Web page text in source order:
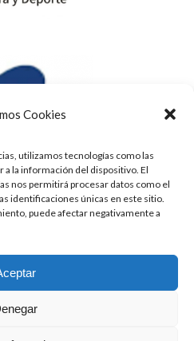
Cookies
utilizamos tecnologías como las
a la información del dispositivo. El
nos permitirá procesar datos como el
identificaciones únicas en este sitio.
puede afectar negativamente a